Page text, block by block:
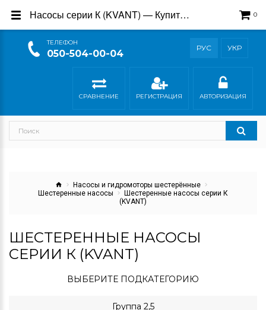
ТEЛЕФОН
050-504-00-04
РУС УКР
0
СРАВНЕНИЕ РЕГИСТРАЦИЯ АВТОРИЗАЦИЯ
Насосы и гидромоторы шестерённые
Шестеренные насосы
Шестеренные насосы серии К
(KVANT)
ШЕСТЕРЕННЫЕ НАСОСЫ
СЕРИИ К (KVANT)
ВЫБЕРИТЕ ПОДКАТЕГОРИЮ
Группа 2,5
Насосы серии К (KVANT) — Купить от производителя | Каталог и цены